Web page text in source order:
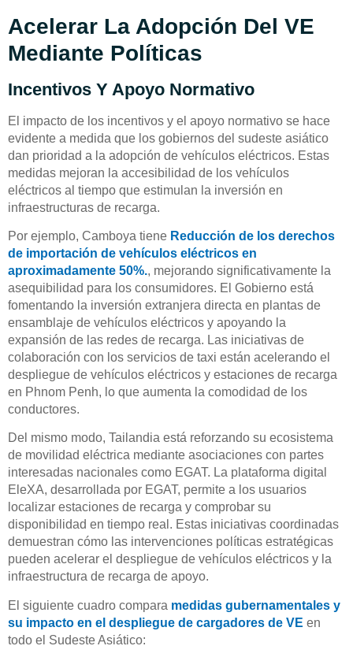
Acelerar La Adopción Del VE
Mediante Políticas
Incentivos Y Apoyo Normativo
El impacto de los incentivos y el apoyo normativo se hace
evidente a medida que los gobiernos del sudeste asiático
dan prioridad a la adopción de vehículos eléctricos. Estas
medidas mejoran la accesibilidad de los vehículos
eléctricos al tiempo que estimulan la inversión en
infraestructuras de recarga.
Por ejemplo, Camboya tiene Reducción de los derechos
de importación de vehículos eléctricos en
aproximadamente 50%., mejorando significativamente la
asequibilidad para los consumidores. El Gobierno está
fomentando la inversión extranjera directa en plantas de
ensamblaje de vehículos eléctricos y apoyando la
expansión de las redes de recarga. Las iniciativas de
colaboración con los servicios de taxi están acelerando el
despliegue de vehículos eléctricos y estaciones de recarga
en Phnom Penh, lo que aumenta la comodidad de los
conductores.
Del mismo modo, Tailandia está reforzando su ecosistema
de movilidad eléctrica mediante asociaciones con partes
interesadas nacionales como EGAT. La plataforma digital
EleXA, desarrollada por EGAT, permite a los usuarios
localizar estaciones de recarga y comprobar su
disponibilidad en tiempo real. Estas iniciativas coordinadas
demuestran cómo las intervenciones políticas estratégicas
pueden acelerar el despliegue de vehículos eléctricos y la
infraestructura de recarga de apoyo.
El siguiente cuadro compara medidas gubernamentales y
su impacto en el despliegue de cargadores de VE en
todo el Sudeste Asiático: